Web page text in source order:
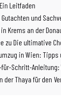
Leitfaden
Gutachten und
Krems an der
zu Die ultimative
in Wien: Tipps
Schritt-Anleitung:
Thaya für den